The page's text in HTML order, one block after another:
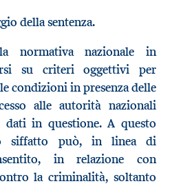
della sentenza.
normativa nazionale in
su criteri oggettivi per
condizioni in presenza delle
alle autorità nazionali
dati in questione. A questo
siffatto può, in linea di
in relazione con
la criminalità, soltanto